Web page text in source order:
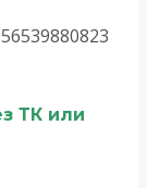
ТК или